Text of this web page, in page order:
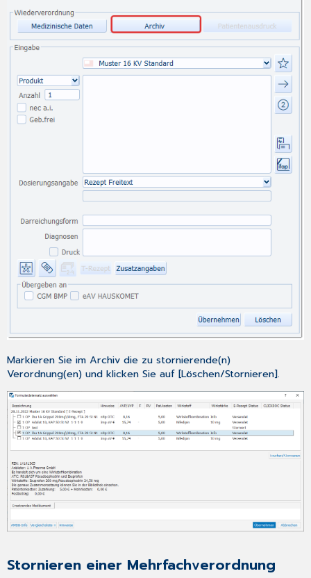
Markieren Sie im Archiv die zu stornierende(n)
Verordnung(en) und klicken Sie auf [Löschen/Stornieren].
Stornieren einer Mehrfachverordnung